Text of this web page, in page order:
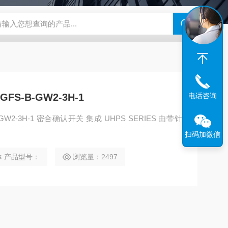
180-4E1-AC220V 麦特沃克
B-GW2-3H-1
密合确认开关 集成 UHPS SERIES 由带针
产品型号： 浏览量：2497
电话咨询
扫码加微信